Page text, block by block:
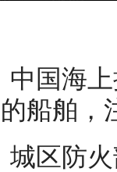
中国海
船舶，
城区防